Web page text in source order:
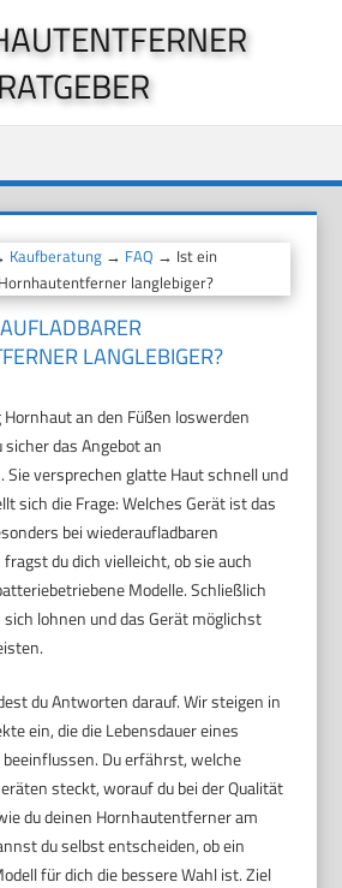
RATGEBER
Kaufberatung → FAQ → Ist ein
langlebiger?
LANGLEBIGER?
an den Füßen loswerden
das Angebot an
versprechen glatte Haut schnell und
sich die Frage: Welches Gerät ist das
bei wiederaufladbaren
du dich vielleicht, ob sie auch
Modelle. Schließlich
lohnen und das Gerät möglichst
du Antworten darauf. Wir steigen in
ein, die die Lebensdauer eines
Du erfährst, welche
steckt, worauf du bei der Qualität
du deinen Hornhautentferner am
du selbst entscheiden, ob ein
für dich die bessere Wahl ist. Ziel